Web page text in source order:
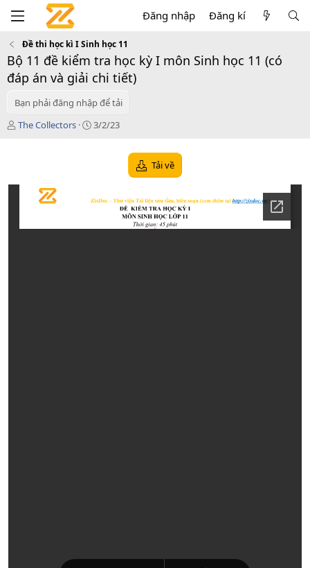
Đăng nhập Đăng kí
Đề thi học kì I Sinh học 11
Bộ 11 đề kiểm tra học kỳ I môn Sinh học 11 (có
đáp án và giải chi tiết)
Bạn phải đăng nhập để tải
T
ả
The Collectors
C
o
3/2/23
Tải về